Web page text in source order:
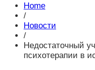
Home
/
Новости
/
Недостаточный
психотерапии в